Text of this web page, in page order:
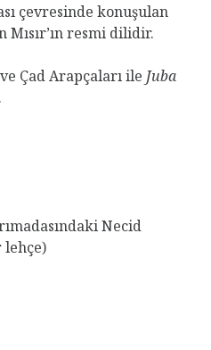
çevresinde konuşulan
Mısır’ın resmi dilidir.
Çad Arapçaları ile Juba
Necid